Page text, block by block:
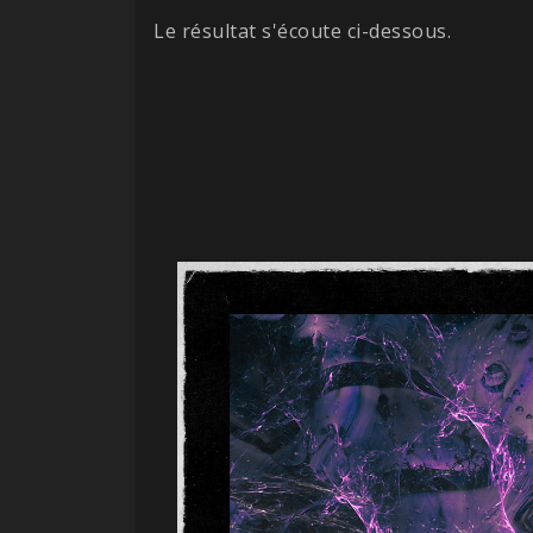
Le résultat s'écoute ci-dessous.